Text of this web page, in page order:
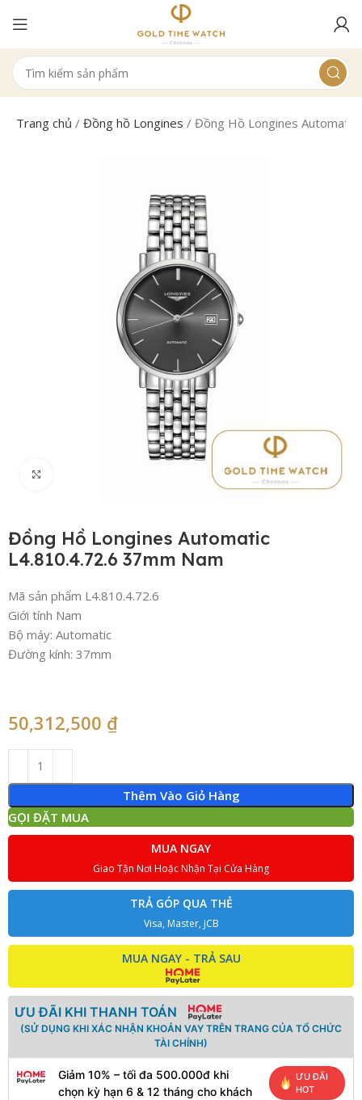
Trang chủ /Đồng hồ Longines /Đồng Hồ Longines Automatic
Đồng Hồ Longines Automatic
L4.810.4.72.6 37mm Nam
Mã sản phẩm L4.810.4.72.6
Giới tính Nam
Bộ máy: Automatic
Đường kính: 37mm
50,312,500 ₫
Thêm Vào Giỏ Hàng
GỌI ĐẶT MUA
MUA NGAY
Giao Tận Nơi Hoặc Nhận Tại Cửa Hàng
TRẢ GÓP QUA THẺ
Visa, Master, JCB
MUA NGAY - TRẢ SAU
ƯU ĐÃI KHI THANH TOÁN
(SỬ DỤNG KHI XÁC NHẬN KHOẢN VAY TRÊN TRANG CỦA TỔ CHỨC
TÀI CHÍNH)
Giảm 10% – tối đa 500.000đ khi
chọn kỳ hạn 6 & 12 tháng cho khách
ƯU ĐÃI
HOT